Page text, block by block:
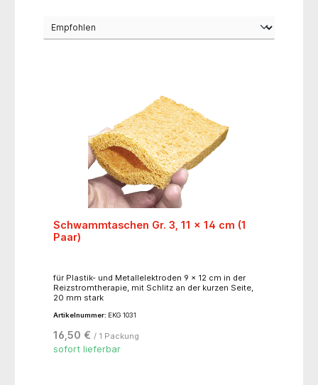
Schwammtaschen Gr. 3, 11 x 14 cm (1
Paar)
für Plastik- und Metallelektroden 9 x 12 cm in der
Reizstromtherapie, mit Schlitz an der kurzen Seite,
20 mm stark
Artikelnummer: EKG 1031
16,50 € / 1 Packung
sofort lieferbar